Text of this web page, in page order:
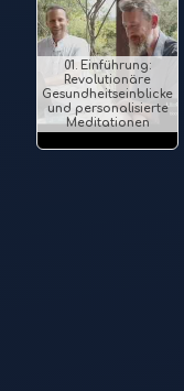
01. Einführung:
Revolutionäre
Gesundheitseinblicke
und personalisierte
Meditationen